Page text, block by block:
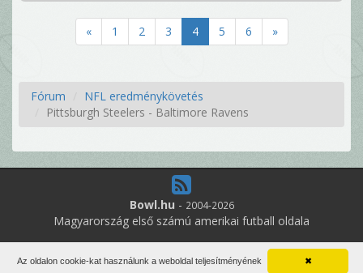
« 1 2 3 4 5 6 »
Fórum
NFL eredménykövetés
Pittsburgh Steelers - Baltimore Ravens
Bowl.hu - 2004-2026
Magyarország első számú amerikai futball oldala
11
online felhasználó
Minden jog fenntartva. Írott anyagok újraközlése csak a szerző
✖
Az oldalon cookie-kat használunk a weboldal teljesítményének